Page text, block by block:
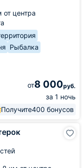
от центра
Рыбалка
от8 000руб.
за 1 ночь
Получите400 бонусов